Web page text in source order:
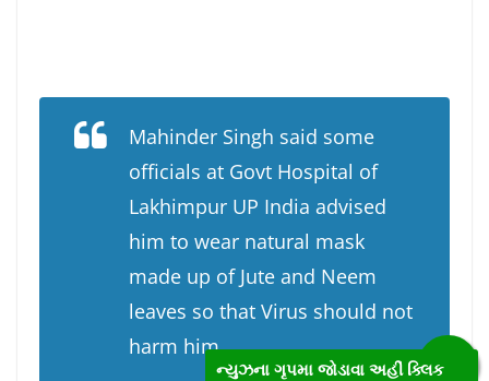
Mahinder Singh said some
officials at Govt Hospital of
Lakhimpur UP India advised
him to wear natural mask
made up of Jute and Neem
leaves so that Virus should not
harm him.
ન્યુઝના ગૃપમા જોડાવા અહીં ક્લિક